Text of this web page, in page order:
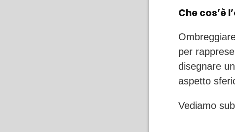
Che cos’è
per
disegnare
aspetto
Vediamo